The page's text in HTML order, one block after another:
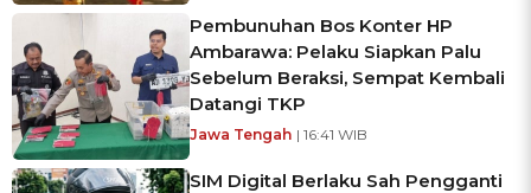
Pembunuhan Bos Konter HP
Ambarawa: Pelaku Siapkan Palu
Sebelum Beraksi, Sempat Kembali
Datangi TKP
Jawa Tengah | 16:41 WIB
SIM Digital Berlaku Sah Pengganti